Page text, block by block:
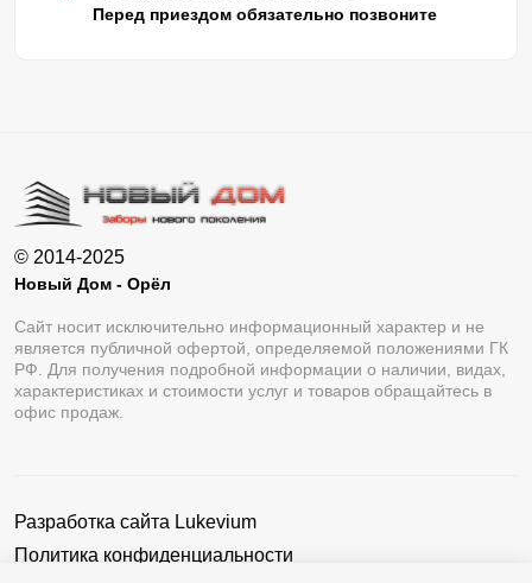
Перед приездом обязательно позвоните
© 2014-2025
Новый Дом - Орёл
Сайт носит исключительно информационный характер и не
является публичной офертой, определяемой положениями ГК
РФ. Для получения подробной информации о наличии, видах,
характеристиках и стоимости услуг и товаров обращайтесь в
офис продаж.
Разработка сайта Lukevium
Политика конфиденциальности